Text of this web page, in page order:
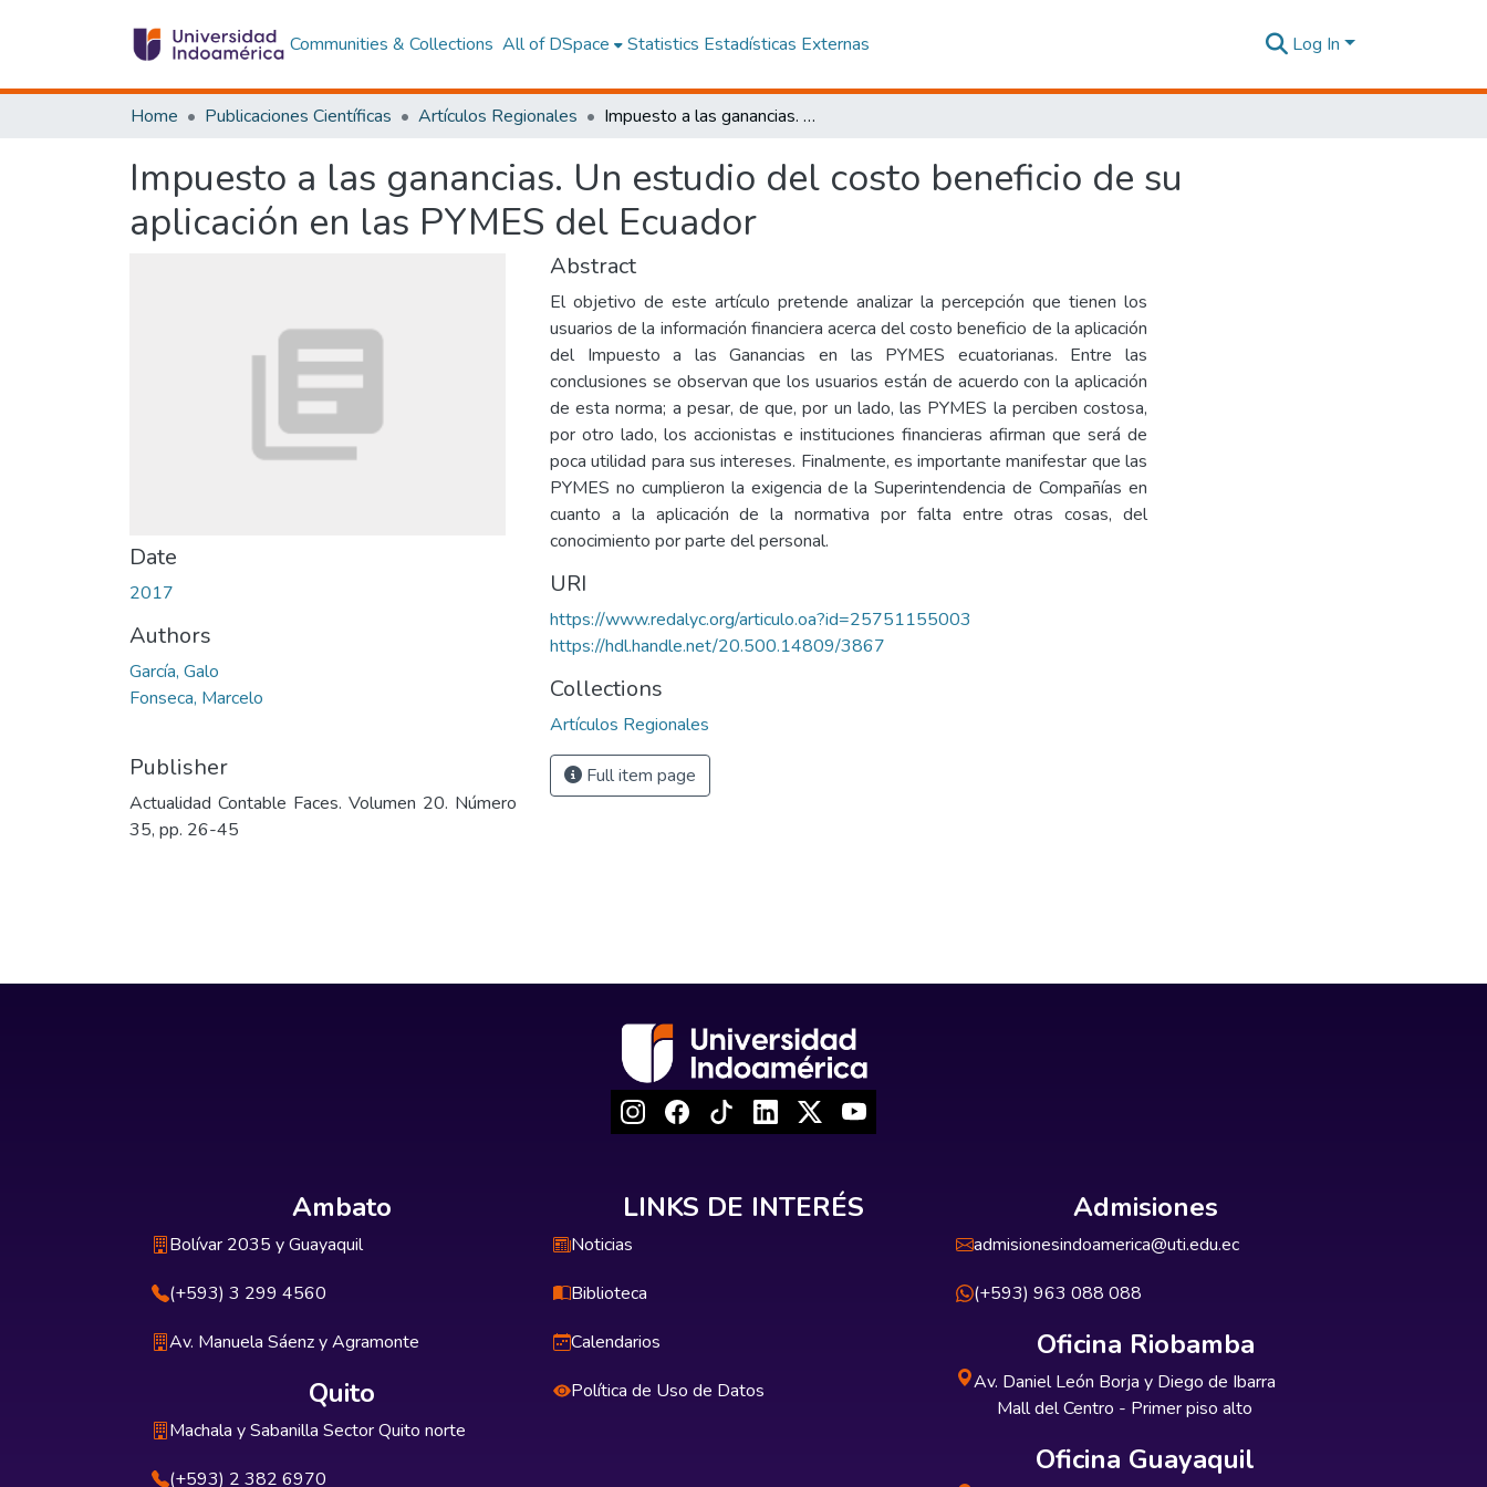
Communities & Collections All of DSpace Statistics Estadísticas Externas Log In
Home Publicaciones Científicas Artículos Regionales Impuesto a las ganancias. Un estudio del costo beneficio de su aplicación en las PYMES del Ecuador
Impuesto a las ganancias. Un estudio del costo beneficio de su
aplicación en las PYMES del Ecuador
Date
2017
Authors
García, Galo
Fonseca, Marcelo
Publisher
Actualidad Contable Faces. Volumen 20. Número
35, pp. 26-45
Abstract
El objetivo de este artículo pretende analizar la percepción que tienen los
usuarios de la información financiera acerca del costo beneficio de la aplicación
del Impuesto a las Ganancias en las PYMES ecuatorianas. Entre las
conclusiones se observan que los usuarios están de acuerdo con la aplicación
de esta norma; a pesar, de que, por un lado, las PYMES la perciben costosa,
por otro lado, los accionistas e instituciones financieras afirman que será de
poca utilidad para sus intereses. Finalmente, es importante manifestar que las
PYMES no cumplieron la exigencia de la Superintendencia de Compañías en
cuanto a la aplicación de la normativa por falta entre otras cosas, del
conocimiento por parte del personal.
URI
https://www.redalyc.org/articulo.oa?id=25751155003
https://hdl.handle.net/20.500.14809/3867
Collections
Artículos Regionales
Full item page
Ambato
Bolívar 2035 y Guayaquil
(+593) 3 299 4560
Av. Manuela Sáenz y Agramonte
Quito
Machala y Sabanilla Sector Quito norte
(+593) 2 382 6970
LINKS DE INTERÉS
Noticias
Biblioteca
Calendarios
Política de Uso de Datos
Admisiones
admisionesindoamerica@uti.edu.ec
(+593) 963 088 088
Oficina Riobamba
Av. Daniel León Borja y Diego de Ibarra
Mall del Centro - Primer piso alto
Oficina Guayaquil